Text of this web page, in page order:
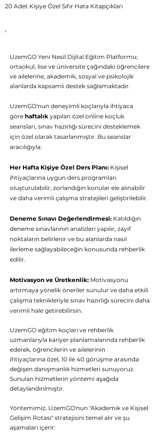
nasıl yardımcı
olabiliriz?
Hergün 09:00-23:59 saatleri arasında
geçebilirsiniz.
Eğitim Danışmanına
Sor
20 Adet Kişiye Özel Sıfır Hata Kitapçıkları
UzemGO Yeni Nesil Dijital Eğitim Platformu;
ortaokul, lise ve üniversite çağındaki öğrencilere
ve ailelerine, akademik, sosyal ve psikolojik
alanlarda kapsamlı destek sağlamaktadır.
UzemGO'nun deneyimli koçlarıyla ihtiyaca
göre haftalık yapılan özel online koçluk
seansları, sınav hazırlığı sürecini desteklemek
için özel olarak tasarlanmıştır. Bu seanslar
aracılığıyla:
Her Hafta Kişiye Özel Ders Planı: Kişisel
ihtiyaçlarına uygun ders programları
oluşturulabilir, zorlandığın konular ele alınabilir
ve daha verimli çalışma stratejileri geliştirilebilir.
Deneme Sınavı Değerlendirmesi: Katıldığın
deneme sınavlarının analizleri yapılır, zayıf
noktaların belirlenir ve bu alanlarda nasıl
ilerleme sağlayabileceğin konusunda rehberlik
edilir.
Motivasyon ve Üretkenlik: Motivasyonu
artırmaya yönelik öneriler sunulur ve daha etkili
çalışma teknikleriyle sınav hazırlığı sürecini daha
verimli hale getirebilirsin.
UzemGO eğitim koçları ve rehberlik
uzmanlarıyla kariyer planlamalarında rehberlik
ederek, öğrencilerin ve ailelerinin
ihtiyaçlarına özel, 10 ile 40 görüşme arasında
değişen danışmanlık hizmetleri sunuyoruz.
Sunulan hizmetlerin yöntemi aşağıda
detaylandırılmıştır.
Yöntemimiz, UzemGO'nun "Akademik ve Kişisel
Gelişim Rotası" stratejisini temel alır ve şu
aşamaları içerir: